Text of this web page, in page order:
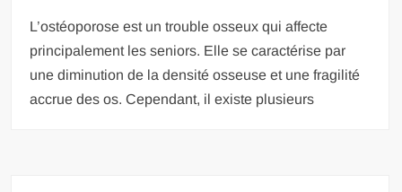
L’ostéoporose est un trouble osseux qui affecte
principalement les seniors. Elle se caractérise par
une diminution de la densité osseuse et une fragilité
accrue des os. Cependant, il existe plusieurs